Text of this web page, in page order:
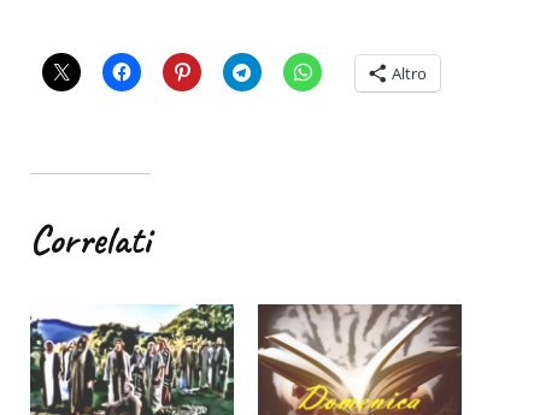
Altro
Correlati